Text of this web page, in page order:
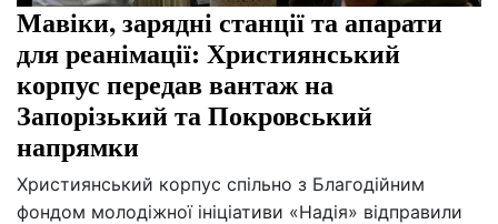
Мавіки, зарядні станції та апарати
для реанімації: Християнський
корпус передав вантаж на
Запорізький та Покровський
напрямки
Християнський корпус спільно з Благодійним
фондом молодіжної ініціативи «Надія» відправили